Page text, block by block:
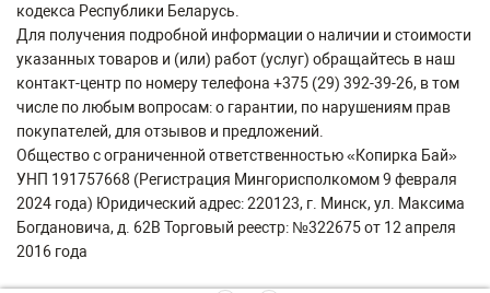
кодекса Республики Беларусь.
Для получения подробной информации о наличии и стоимости
указанных товаров и (или) работ (услуг) обращайтесь в наш
контакт-центр по номеру телефона +375 (29) 392-39-26, в том
числе по любым вопросам: о гарантии, по нарушениям прав
покупателей, для отзывов и предложений.
Общество с ограниченной ответственностью «Копирка Бай»
УНП 191757668 (Регистрация Мингорисполкомом 9 февраля
2024 года) Юридический адрес: 220123, г. Минск, ул. Максима
Богдановича, д. 62В Торговый реестр: №322675 от 12 апреля
2016 года